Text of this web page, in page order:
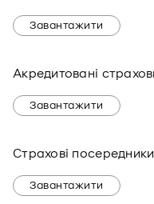
Завантажити
Акредитовані
Завантажити
Страхові посередники
Завантажити